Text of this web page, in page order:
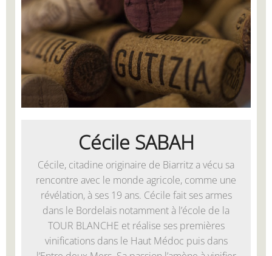
Cécile SABAH
Cécile, citadine originaire de Biarritz a vécu sa
rencontre avec le monde agricole, comme une
révélation, à ses 19 ans. Cécile fait ses armes
dans le Bordelais notamment à l’école de la
TOUR BLANCHE et réalise ses premières
vinifications dans le Haut Médoc puis dans